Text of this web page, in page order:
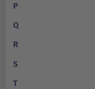
P
Q
R
S
T